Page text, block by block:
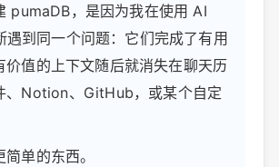
pumaDB，是因为我在使用 AI
到同一个问题：它们完成了有用
价值的上下文随后就消失在聊天历
、Notion、GitHub，或某个自定
单的东西。